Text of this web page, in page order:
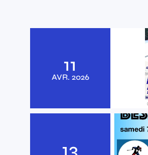
11
AVR. 2026
13